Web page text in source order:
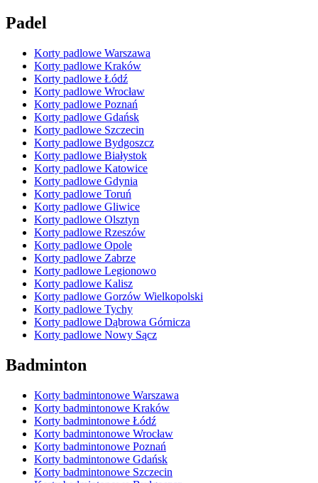
Padel
Korty padlowe Warszawa
Korty padlowe Kraków
Korty padlowe Łódź
Korty padlowe Wrocław
Korty padlowe Poznań
Korty padlowe Gdańsk
Korty padlowe Szczecin
Korty padlowe Bydgoszcz
Korty padlowe Białystok
Korty padlowe Katowice
Korty padlowe Gdynia
Korty padlowe Toruń
Korty padlowe Gliwice
Korty padlowe Olsztyn
Korty padlowe Rzeszów
Korty padlowe Opole
Korty padlowe Zabrze
Korty padlowe Legionowo
Korty padlowe Kalisz
Korty padlowe Gorzów Wielkopolski
Korty padlowe Tychy
Korty padlowe Dąbrowa Górnicza
Korty padlowe Nowy Sącz
Badminton
Korty badmintonowe Warszawa
Korty badmintonowe Kraków
Korty badmintonowe Łódź
Korty badmintonowe Wrocław
Korty badmintonowe Poznań
Korty badmintonowe Gdańsk
Korty badmintonowe Szczecin